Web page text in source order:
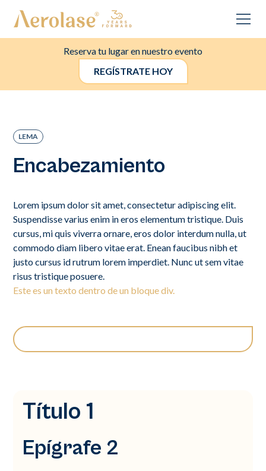
Reserva tu lugar en nuestro evento
REGÍSTRATE HOY
LEMA
Encabezamiento
Lorem ipsum dolor sit amet, consectetur adipiscing elit.
Suspendisse varius enim in eros elementum tristique. Duis
cursus, mi quis viverra ornare, eros dolor interdum nulla, ut
commodo diam libero vitae erat. Enean faucibus nibh et
justo cursus id rutrum lorem imperdiet. Nunc ut sem vitae
risus tristique posuere.
Este es un texto dentro de un bloque div.
Título 1
Epígrafe 2